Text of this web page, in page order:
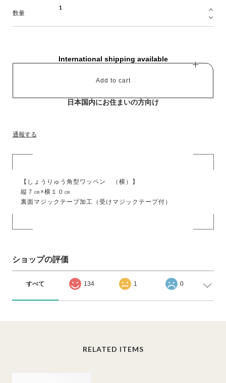
数量
International shipping available
Add to cart
日本国内にお住まいの方向け
通報する
【しょうりゅう角型ワッペン （横）】
縦７㎝×横１０㎝
裏面マジックテープ加工（受けマジックテープ付）
ショップの評価
すべて 134 1 0
RELATED ITEMS